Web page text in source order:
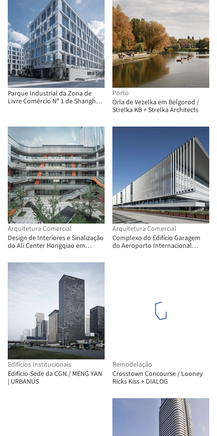
Parque Industrial da Zona de
Livre Comércio Nº 1 de Shanghai
Porto
Orla de Vezelka em Belgorod /
Strelka KB + Strelka Architects
Arquitetura Comercial
Design de Interiores e Sinalização
do Ali Center Hongqiao em
Arquitetura Comercial
Complexo do Edifício Garagem
do Aeroporto Internacional
Edifícios Institucionais
Edifício-Sede da CGN / MENG YAN
| URBANUS
Remodelação
Crosstown Concourse / Looney
Ricks Kiss + DIALOG